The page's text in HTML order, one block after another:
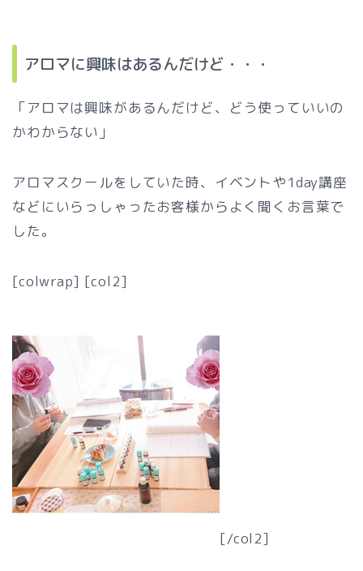
アロマに興味はあるんだけど・・・
「アロマは興味があるんだけど、どう使っていいの
かわからない」
アロマスクールをしていた時、イベントや1day講座
などにいらっしゃったお客様からよく聞くお言葉で
した。
[colwrap] [col2]
[/col2]